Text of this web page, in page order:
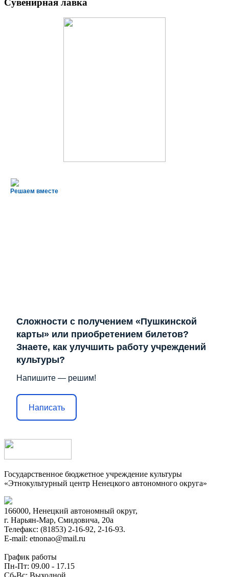
Решаем вместе
Сложности с получением «Пушкинской
карты» или приобретением билетов?
Знаете, как улучшить работу учреждений
культуры?
Напишите — решим!
Написать
Государственное бюджетное учреждение культуры
«Этнокультурный центр Ненецкого автономного округа»
166000, Ненецкий автономный округ,
г. Нарьян-Мар, Смидовича, 20а
Телефакс: (81853) 2-16-92, 2-16-93.
E-mail: etnonao@mail.ru
График работы
Пн-Пт: 09.00 - 17.15